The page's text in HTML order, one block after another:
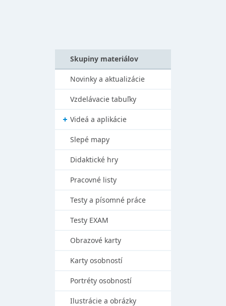
Skupiny materiálov
Novinky a aktualizácie
Vzdelávacie tabuľky
Videá a aplikácie
Slepé mapy
Didaktické hry
Pracovné listy
Testy a písomné práce
Testy EXAM
Obrazové karty
Karty osobností
Portréty osobností
Ilustrácie a obrázky